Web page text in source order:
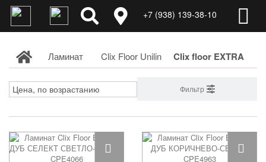
+7 (938) 139-38-10
Ламинат Clix Floor Unilin Clix floor EXTRA
Фильтр